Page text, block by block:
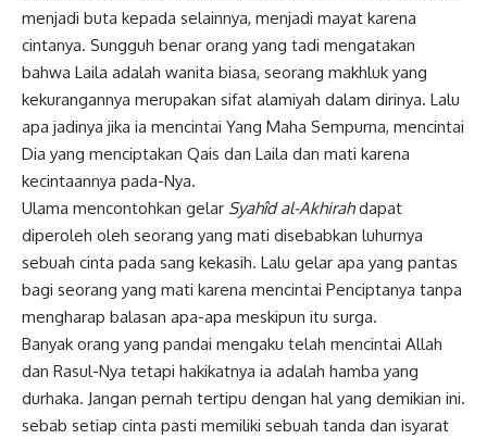
menjadi buta kepada selainnya, menjadi mayat karena
cintanya. Sungguh benar orang yang tadi mengatakan
bahwa Laila adalah wanita biasa, seorang makhluk yang
kekurangannya merupakan sifat alamiyah dalam dirinya. Lalu
apa jadinya jika ia mencintai Yang Maha Sempurna, mencintai
Dia yang menciptakan Qais dan Laila dan mati karena
kecintaannya pada-Nya.
Ulama mencontohkan gelar Syahîd al-Akhirahdapat
diperoleh oleh seorang yang mati disebabkan luhurnya
sebuah cinta pada sang kekasih. Lalu gelar apa yang pantas
bagi seorang yang mati karena mencintai Penciptanya tanpa
mengharap balasan apa-apa meskipun itu surga.
Banyak orang yang pandai mengaku telah mencintai Allah
dan Rasul-Nya tetapi hakikatnya ia adalah hamba yang
durhaka. Jangan pernah tertipu dengan hal yang demikian ini.
sebab setiap cinta pasti memiliki sebuah tanda dan isyarat